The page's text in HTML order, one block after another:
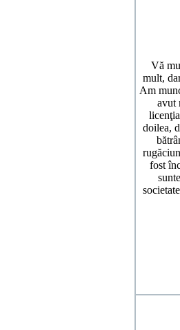
Vă
mult,
Am
avut
doilea,
fost